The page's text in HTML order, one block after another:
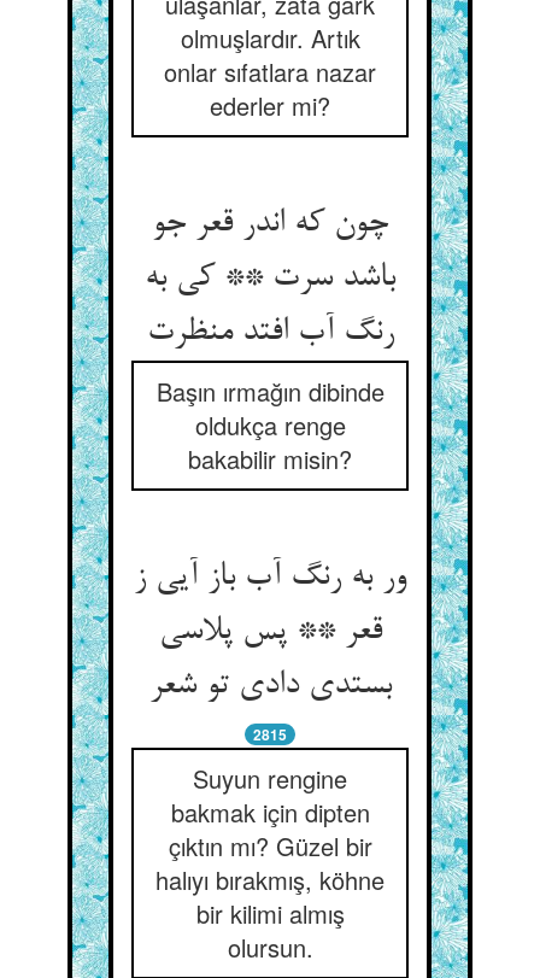
olmuşlardır. Artık
onlar sıfatlara nazar
ederler mi?
چون که اندر قعر جو
باشد سرت ** کی به
رنگ آب افتد منظرت‏
Başın ırmağın dibinde
oldukça renge
bakabilir misin?
ور به رنگ آب باز آیی ز
قعر ** پس پلاسی
بستدی دادی تو شعر
2815
Suyun rengine
bakmak için dipten
çıktın mı? Güzel bir
halıyı bırakmış, köhne
bir kilimi almış
olursun.